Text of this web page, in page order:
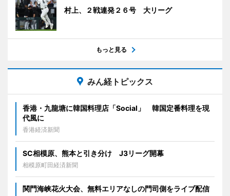
村上、２戦連発２６号 大リーグ
もっと見る
みん経トピックス
香港・九龍塘に韓国料理店「Social」 韓国定番料理を現
代風に
香港経済新聞
SC相模原、熊本と引き分け J3リーグ開幕
相模原町田経済新聞
関門海峡花火大会、無料エリアなしの門司側をライブ配信